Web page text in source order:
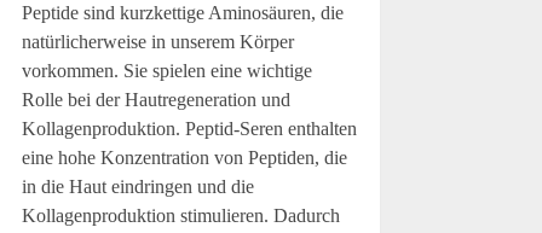
Peptide sind kurzkettige Aminosäuren, die
natürlicherweise in unserem Körper
vorkommen. Sie spielen eine wichtige
Rolle bei der Hautregeneration und
Kollagenproduktion. Peptid-Seren enthalten
eine hohe Konzentration von Peptiden, die
in die Haut eindringen und die
Kollagenproduktion stimulieren. Dadurch